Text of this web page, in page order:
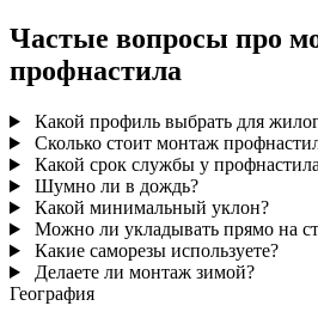
Частые вопросы про
профнастила
Какой профиль выбрать для
Сколько стоит монтаж
Какой срок службы у
Шумно ли в дождь?
Какой минимальный уклон?
Можно ли укладывать прямо на
Какие саморезы используете?
Делаете ли монтаж зимой?
География